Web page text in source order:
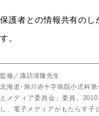
保護者との情報共有のし
す。
監修／諏訪清隆先生
北海道･旭川赤十字病院小児科
とメディア委員会」委員。
し、電子メディアがもたらす子